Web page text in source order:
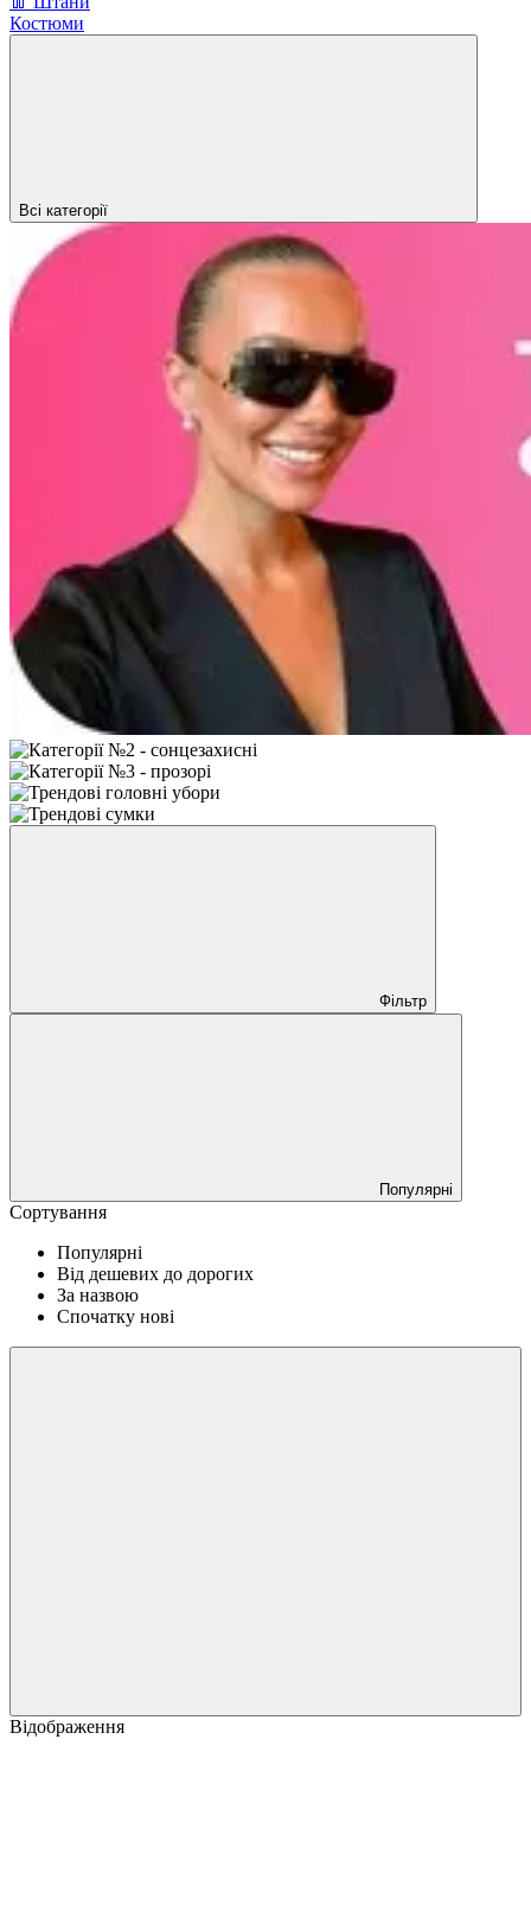
Костюми
Всі категорії
Фільтр
Популярні
Сортування
Популярні
Від дешевих до дорогих
За назвою
Спочатку нові
Відображення